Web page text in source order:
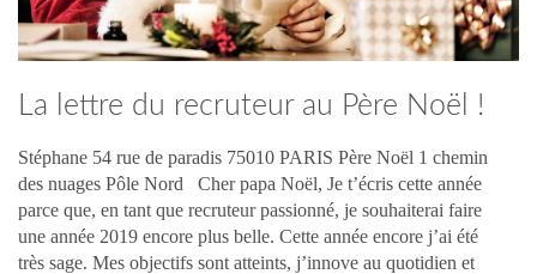
La lettre du recruteur au Père Noël !
Stéphane 54 rue de paradis 75010 PARIS Père Noël 1 chemin
des nuages Pôle Nord Cher papa Noël, Je t’écris cette année
parce que, en tant que recruteur passionné, je souhaiterai faire
une année 2019 encore plus belle. Cette année encore j’ai été
très sage. Mes objectifs sont atteints, j’innove au quotidien et